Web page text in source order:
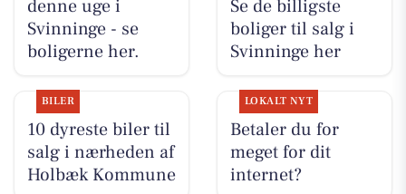
denne uge i
Svinninge - se
boligerne her.
Se de billigste
boliger til salg i
Svinninge her
BILER
10 dyreste biler til
salg i nærheden af
Holbæk Kommune
LOKALT NYT
Betaler du for
meget for dit
internet?